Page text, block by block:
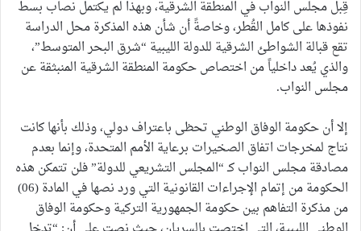
قِبل مجلس النواب في المنطقة الشرقية، وبهذا لم يكتمل نصاب بسط
نفوذها على كامل القُطر، وخاصةً أن شأن هذه المذكرة محل الدراسة
تقع قبالة الشواطئ الشرقية للدولة الليبية “شرق البحر المتوسط”،
والذي يُعد داخلياً من اختصاص حكومة المنطقة الشرقية المنبثقة عن
مجلس النواب.
إلا أن حكومة الوفاق الوطني تحظى باعتراف دولي، وذلك بأنها كانت
نتاج لمخرجات اتفاق الصخيرات برعاية الأمم المتحدة، وإنما بعدم
مصادقة مجلس النواب كـ “المجلس التشريعي للدولة” فلن تتمكن هذه
الحكومة من إتمام الإجراءات القانونية التي ورد نصها في المادة (06)
من مذكرة التفاهم بين حكومة الجمهورية التركية وحكومة الوفاق